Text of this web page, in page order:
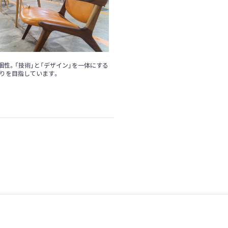
「技術」と「デザイン」を一体にする
を目指しています。